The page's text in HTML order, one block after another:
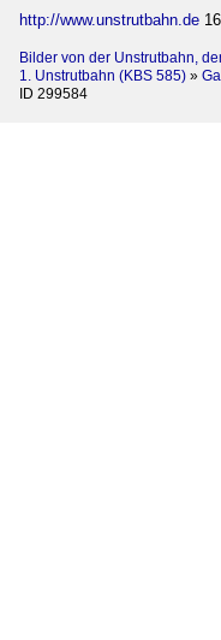
http://www.unstrutbahn.de
Bilder von der Unstrutbahn,
1. Unstrutbahn (KBS 585) »
ID 299584